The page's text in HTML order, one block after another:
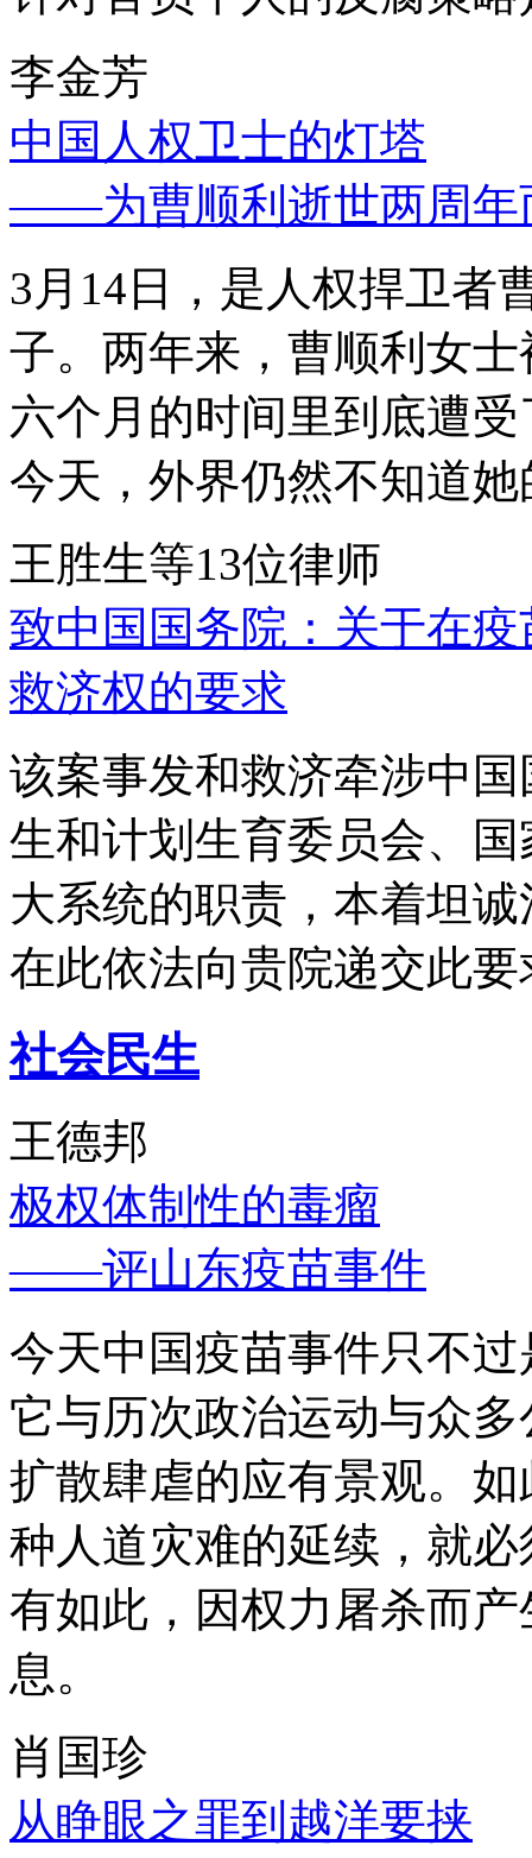
李金芳
中国人权卫士的灯塔
——为曹顺利逝世两周年
3月14日，是人权捍卫者
子。两年来，曹顺利女
六个月的时间里到底遭
今天，外界仍然不知道
王胜生等13位律师
致中国国务院：关于在
救济权的要求
该案事发和救济牵涉中
生和计划生育委员会、
大系统的职责，本着坦
在此依法向贵院递交此要
社会民生
王德邦
极权体制性的毒瘤
——评山东疫苗事件
今天中国疫苗事件只不
它与历次政治运动与众
扩散肆虐的应有景观。
种人道灾难的延续，就
有如此，因权力屠杀而
息。
肖国珍
从睁眼之罪到越洋要挟